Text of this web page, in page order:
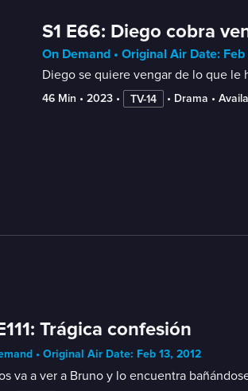
S1 E66: Diego cobra
On Demand • Original Air Date: Feb
Diego se quiere vengar de lo que le
46 Min • 2023 • TV-14 • Drama •
Trágica confesión
• Original Air Date: Feb 13, 2012
va a ver a Bruno y lo encuentra